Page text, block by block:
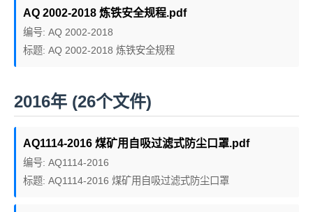
AQ 2002-2018 炼铁安全规程.pdf
编号: AQ 2002-2018
标题: AQ 2002-2018 炼铁安全规程
2016年 (26个文件)
AQ1114-2016 煤矿用自吸过滤式防尘口罩.pdf
编号: AQ1114-2016
标题: AQ1114-2016 煤矿用自吸过滤式防尘口罩